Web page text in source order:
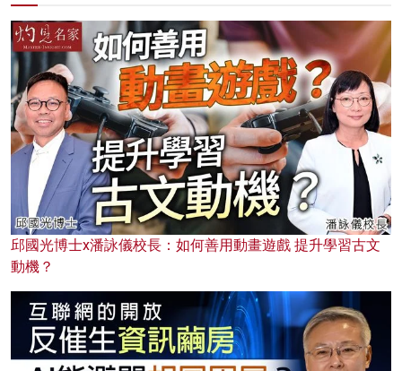
邱國光博士x潘詠儀校長：如何善用動畫遊戲 提升學習古文
動機？